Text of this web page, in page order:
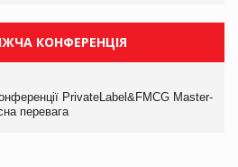
КОНФЕРЕНЦІЯ
PrivateLabel&FMCG Master-
перевага